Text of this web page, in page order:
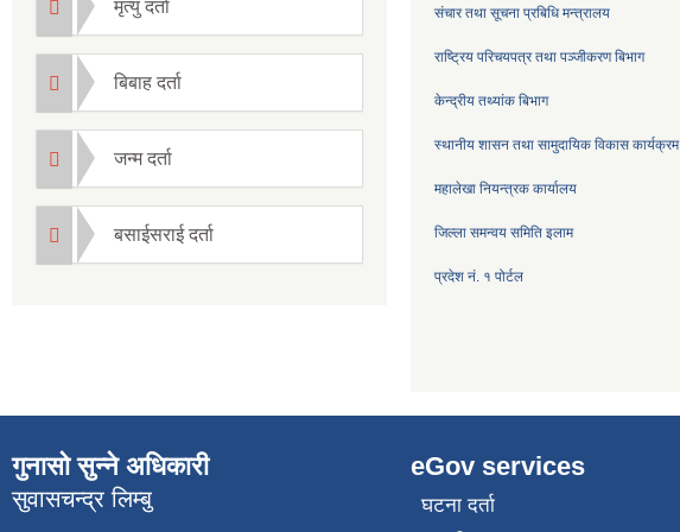
मृत्यु दर्ता
बिबाह दर्ता
जन्म दर्ता
बसाईसराई दर्ता
संचार तथा सूचना प्रबिधि मन्त्रालय
राष्ट्रिय परिचयपत्र तथा पञ्जीकरण बिभाग
केन्द्रीय तथ्यांक बिभाग
स्थानीय शासन तथा सामुदायिक विकास कार्यक्रम
महालेखा नियन्त्रक कार्यालय
जिल्ला समन्वय समिति इलाम
प्रदेश नं. १ पोर्टल
गुनासो सुन्ने अधिकारी
सुवासचन्द्र लिम्बु
eGov services
घटना दर्ता